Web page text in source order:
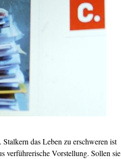
das Leben zu erschweren ist
verführerische Vorstellung. Sollen sie